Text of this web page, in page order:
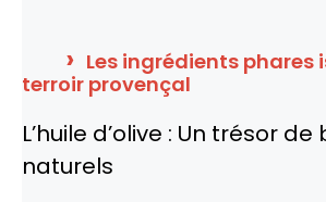
Les ingrédients phares
terroir provençal
L’huile d’olive : Un trésor
naturels